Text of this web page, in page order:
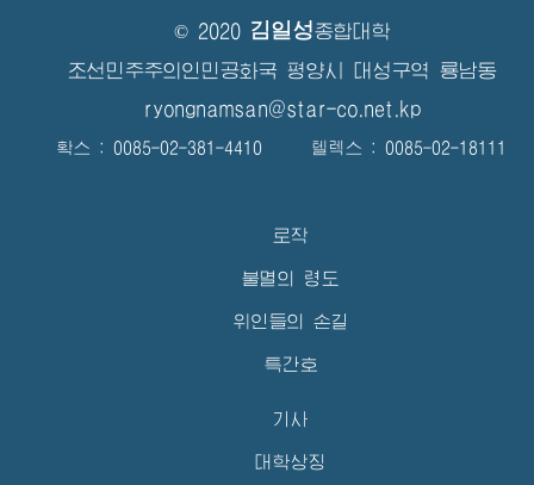
© 2020 김일성종합대학
조선민주주의인민공화국 평양시 대성구역 룡남동
ryongnamsan@star-co.net.kp
확스 : 0085-02-381-4410 텔렉스 : 0085-02-18111
로작
불멸의 령도
위인들의 손길
특간호
기사
대학상징